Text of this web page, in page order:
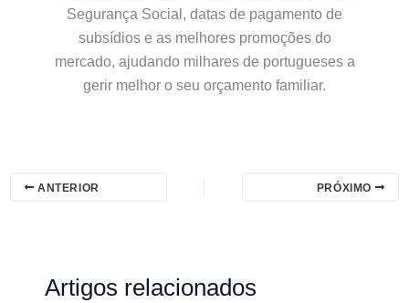
Segurança Social, datas de pagamento de
subsídios e as melhores promoções do
mercado, ajudando milhares de portugueses a
gerir melhor o seu orçamento familiar.
ANTERIOR PRÓXIMO
Artigos relacionados